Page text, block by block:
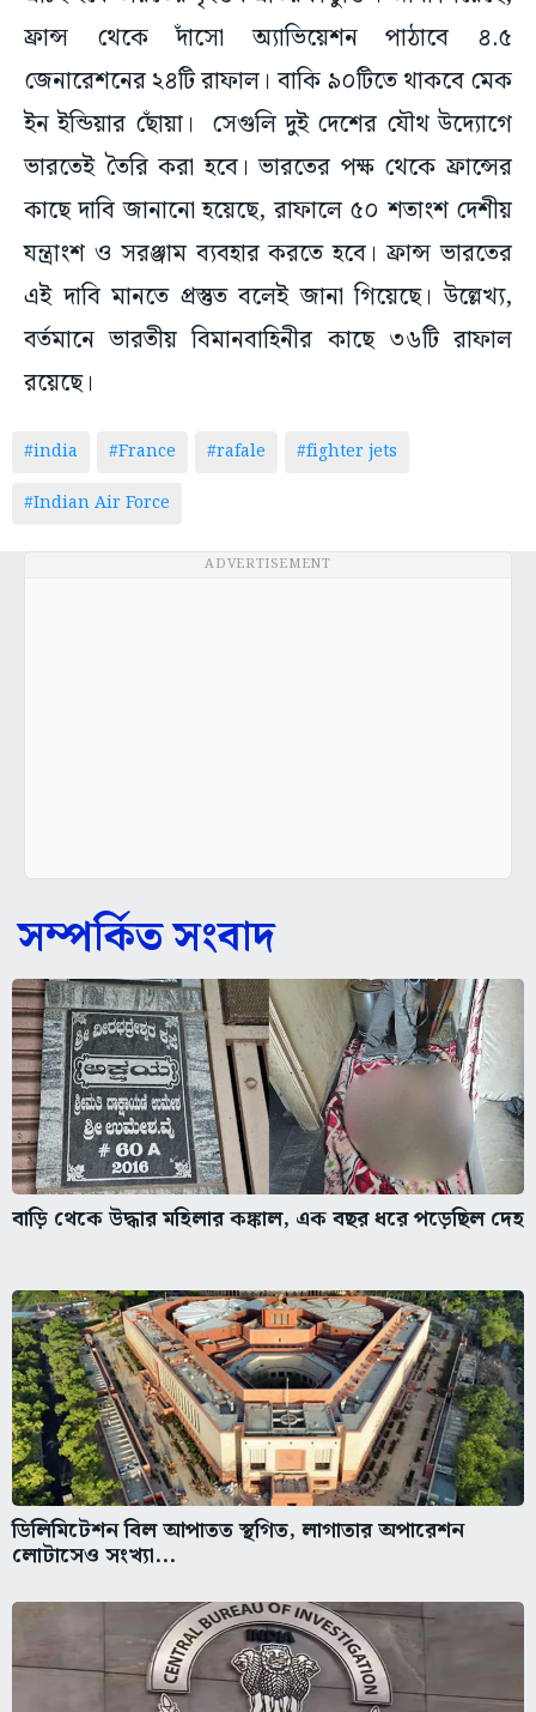
ফ্রান্স থেকে দাঁসো অ্যাভিয়েশন পাঠাবে ৪.৫
জেনারেশনের ২৪টি রাফাল। বাকি ৯০টিতে থাকবে মেক
ইন ইন্ডিয়ার ছোঁয়া। সেগুলি দুই দেশের যৌথ উদ্যোগে
ভারতেই তৈরি করা হবে। ভারতের পক্ষ থেকে ফ্রান্সের
কাছে দাবি জানানো হয়েছে, রাফালে ৫০ শতাংশ দেশীয়
যন্ত্রাংশ ও সরঞ্জাম ব্যবহার করতে হবে। ফ্রান্স ভারতের
এই দাবি মানতে প্রস্তুত বলেই জানা গিয়েছে। উল্লেখ্য,
বর্তমানে ভারতীয় বিমানবাহিনীর কাছে ৩৬টি রাফাল
রয়েছে।
#india #France #rafale
#fighter jets
#Indian Air Force
ADVERTISEMENT
সম্পর্কিত সংবাদ
বাড়ি থেকে উদ্ধার মহিলার কঙ্কাল, এক বছর ধরে পড়েছিল দেহ
ডিলিমিটেশন বিল আপাতত স্থগিত, লাগাতার অপারেশন
লোটাসেও সংখ্যা...